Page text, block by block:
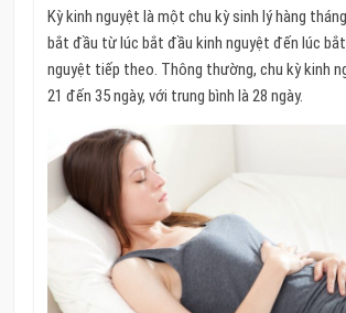
Kỳ kinh nguyệt là một chu kỳ sinh lý hàng
bắt đầu từ lúc bắt đầu kinh nguyệt đến lúc
nguyệt tiếp theo. Thông thường, chu kỳ kinh
21 đến 35 ngày, với trung bình là 28 ngày.